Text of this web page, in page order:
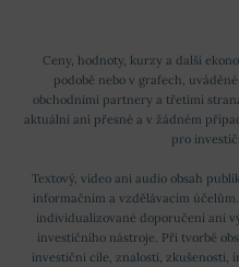
Ceny, hodnoty, kurzy a další
podobě nebo v grafech,
obchodními partnery a třetími
aktuální ani přesné a v žádném
pro
Textový, video ani audio obsah
informačním a vzdělávacím
individualizované doporučení ani
investičního nástroje. Při tvorbě
investiční cíle, znalosti,